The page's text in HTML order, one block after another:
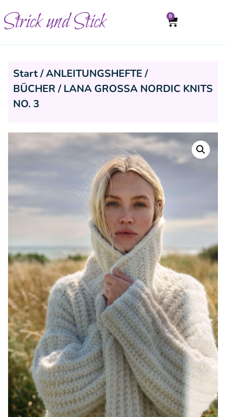
Strick und Stick 0
Start/ANLEITUNGSHEFTE /
BÜCHER/ LANA GROSSA NORDIC KNITS
NO. 3